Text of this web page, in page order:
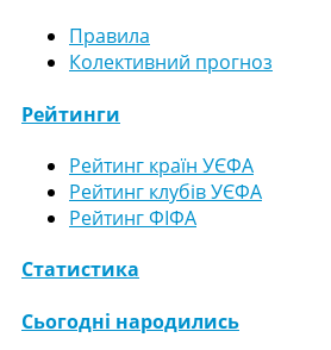
Правила
Колективний прогноз
Рейтинги
Рейтинг країн УЄФА
Рейтинг клубів УЄФА
Рейтинг ФІФА
Статистика
Сьогодні народились